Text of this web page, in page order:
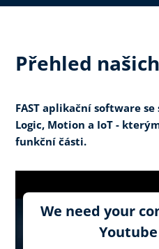
Přehled
FAST aplikační software
Logic, Motion a IoT -
funkční části.
We need your